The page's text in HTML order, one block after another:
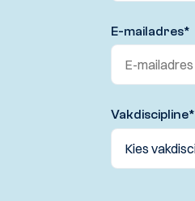
E-mailadres*
Vakdiscipline*